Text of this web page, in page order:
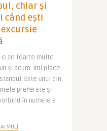
chiar și
când ești
o de foarte multe
și acum. Îmi place
Este unul din
preferate și
în numele a
MULT